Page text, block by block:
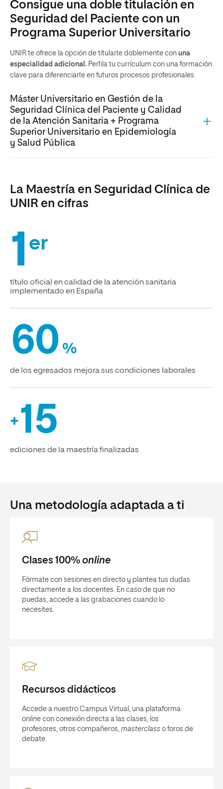
Consigue una doble titulación en
Seguridad del Paciente con un
Programa Superior Universitario
UNIR te ofrece la opción de titularte doblemente con una
especialidad adicional. Perfila tu currículum con una formación
clave para diferenciarte en futuros procesos profesionales.
Máster Universitario en Gestión de la
Seguridad Clínica del Paciente y Calidad
de la Atención Sanitaria + Programa
Superior Universitario en Epidemiología
y Salud Pública
La Maestría en Seguridad Clínica de
UNIR en cifras
1 er
título oficial en calidad de la atención sanitaria
implementado en España
60 %
de los egresados mejora sus condiciones laborales
+15
ediciones de la maestría finalizadas
Una metodología adaptada a ti
Clases 100% online
Fórmate con sesiones en directo y plantea tus dudas
directamente a los docentes. En caso de que no
puedas, accede a las grabaciones cuando lo
necesites.
Recursos didácticos
Accede a nuestro Campus Virtual, una plataforma
online con conexión directa a las clases, los
profesores, otros compañeros, masterclass o foros de
debate.